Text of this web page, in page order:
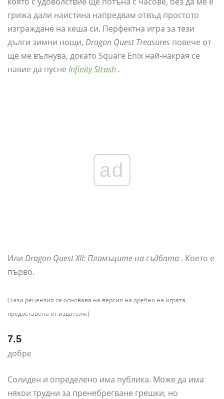
грижа дали наистина напредвам отвъд простото
изграждане на кеша си. Перфектна игра за тези
дълги зимни нощи, Dragon Quest Treasures повече от
ще ме вълнува, докато Square Enix най-накрая се
навие да пусне Infinity Strash .
ad
Или Dragon Quest XII: Пламъците на съдбата . Което е
първо.
(Тази рецензия се основава на версия на дребно на играта,
предоставена от издателя.)
7.5
добре
Солиден и определено има публика. Може да има
някои трудни за пренебрегване грешки, но